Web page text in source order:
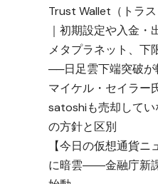
Trust Wallet（トラ
｜初期設定や入金
メタプラネット、下
──日足雲下端突破
マイケル・セイラー
satoshiも売却して
の方針と区別
【今日の仮想通貨
に暗雲――金融庁新